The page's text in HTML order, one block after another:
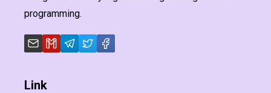
programming.
Link